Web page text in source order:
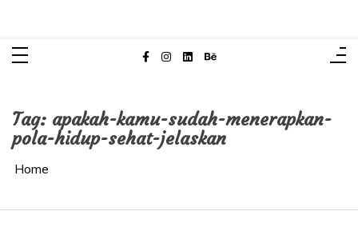
Tag: apakah-kamu-sudah-menerapkan-
pola-hidup-sehat-jelaskan
Home